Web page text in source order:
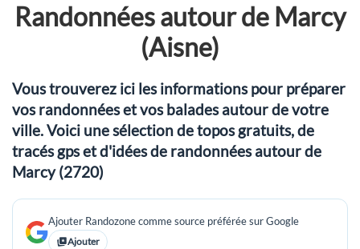
Randonnées autour de Marcy
(Aisne)
Vous trouverez ici les informations pour préparer
vos randonnées et vos balades autour de votre
ville. Voici une sélection de topos gratuits, de
tracés gps et d'idées de randonnées autour de
Marcy (2720)
Ajouter Randozone comme source préférée sur Google
Ajouter